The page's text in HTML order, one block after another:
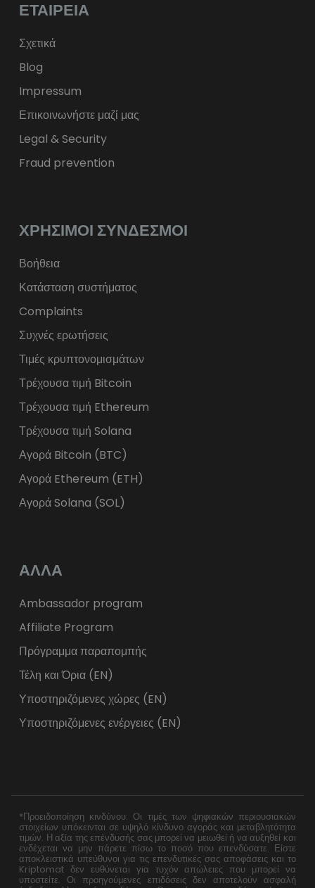
ft HUF
zł PLN
ΕΤΑΙΡΕΊΑ
Σχετικά
Blog
Impressum
Επικοινωνήστε μαζί μας
Legal & Security
Fraud prevention
ΧΡΉΣΙΜΟΙ ΣΎΝΔΕΣΜΟΙ
Βοήθεια
Κατάσταση συστήματος
Complaints
Συχνές ερωτήσεις
Τιμές κρυπτονομισμάτων
Τρέχουσα τιμή Bitcoin
Τρέχουσα τιμή Ethereum
Τρέχουσα τιμή Solana
Αγορά Bitcoin (BTC)
Αγορά Ethereum (ETH)
Αγορά Solana (SOL)
ΑΛΛΑ
Ambassador program
Affiliate Program
Πρόγραμμα παραπομπής
Τέλη και Όρια (EN)
Υποστηριζόμενες χώρες (EN)
Υποστηριζόμενες ενέργειες (EN)
*Προειδοποίηση κινδύνου: Οι τιμές των ψηφιακών περιουσιακών
στοιχείων υπόκεινται σε υψηλό κίνδυνο αγοράς και μεταβλητότητα
τιμών. Η αξία της επένδυσής σας μπορεί να μειωθεί ή να αυξηθεί και
ενδέχεται να μην πάρετε πίσω το ποσό που επενδύσατε. Είστε
αποκλειστικά υπεύθυνοι για τις επενδυτικές σας αποφάσεις και το
Kriptomat δεν ευθύνεται για τυχόν απώλειες που μπορεί να
υποστείτε. Οι προηγούμενες επιδόσεις δεν αποτελούν ασφαλή